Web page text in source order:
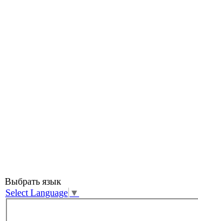
Выбрать язык
Select Language ▼